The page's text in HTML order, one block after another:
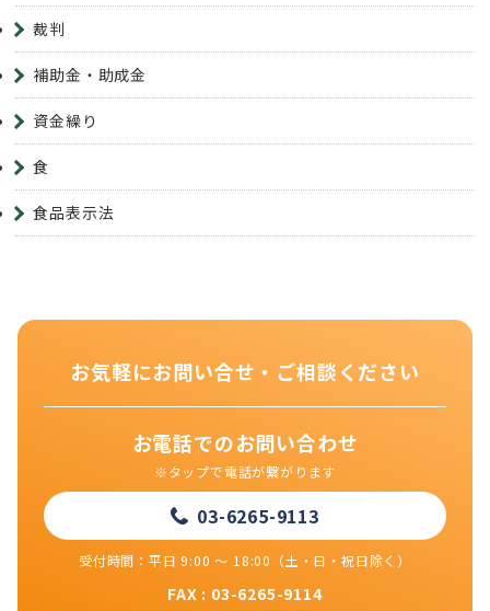
裁判
補助金・助成金
資金繰り
食
食品表示法
お気軽にお問い合せ・ご相談ください
お電話でのお問い合わせ
※タップで電話が繋がります
受付時間：平日 9:00 ～ 18:00（土・日・祝日除く）
03-6265-9113
FAX : 03-6265-9114